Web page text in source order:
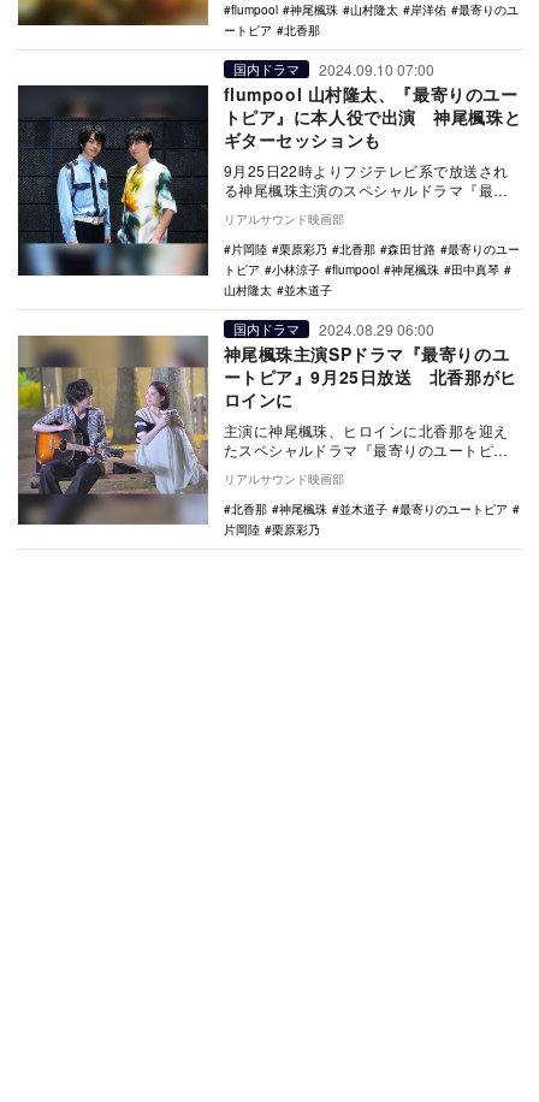
flumpool
神尾楓珠 山村隆太 岸洋佑
最寄りのユ
ートピア
北香那
国内ドラマ 2024.09.10 07:00
flumpool 山村隆太、『最寄りのユー
トピア』に本人役で出演 神尾楓珠と
ギターセッションも
9月25日22時よりフジテレビ系で放送され
る神尾楓珠主演のスペシャルドラマ『最寄
りのユートピア』に、山村隆太
（flumpool）…
リアルサウンド映画部
片岡陸
栗原彩乃 北香那 森田甘路
最寄りのユー
トピア
小林涼子 flumpool 神尾楓珠
田中真琴
山村隆太
並木道子
国内ドラマ 2024.08.29 06:00
神尾楓珠主演SPドラマ『最寄りのユ
ートピア』9月25日放送 北香那がヒ
ロインに
主演に神尾楓珠、ヒロインに北香那を迎え
たスペシャルドラマ『最寄りのユートピ
ア』が、フジテレビ系にて9月25日に放送さ
れることが決…
リアルサウンド映画部
北香那
神尾楓珠 並木道子
最寄りのユートピア
片岡陸
栗原彩乃